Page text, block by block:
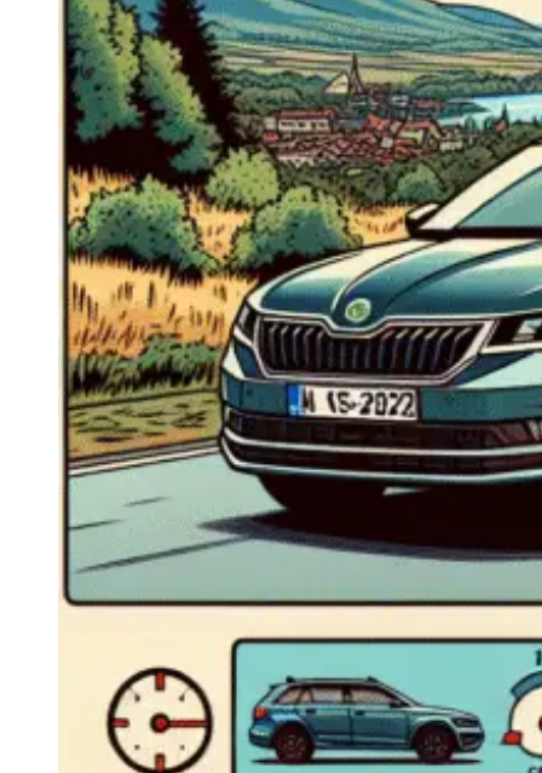
Navigatie Audi A6 C7
Navigatie Audi Q5
Ford
Navigație Ford Fiesta
Navigație Ford Focus 1
Navigație Ford Focus 2
Navigație Ford Focus MK3
Navigație Ford Mondeo MK3
Navigație Ford Mondeo MK4
Navigație Ford Transit
Mercedes
Navigație Mercedes C Class W203
Navigație Mercedes C Class W204
Navigație Mercedes W203
Navigație Mercedes W204
Navigație Mercedes W211
Navigație Mercedes Sprinter
Passat
Navigație Passat B5
Navigație Passat B5 5
Navigație Passat B6
Navigație Passat B7
Navigație Passat B8
Navigație Passat CC
Skoda
Navigație Skoda Fabia 1
Navigație Skoda Octavia 1
Navigație Skoda Octavia 3
Navigație Skoda Rapid
Navigație Skoda Superb 1
Navigație Skoda Superb 2
Navigație Toyota Avensis T25
Portbagaj Plafon Auto